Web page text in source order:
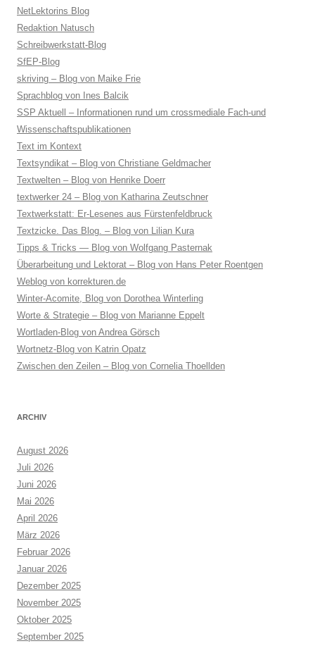
NetLektorins Blog
Redaktion Natusch
Schreibwerkstatt-Blog
SfEP-Blog
skriving – Blog von Maike Frie
Sprachblog von Ines Balcik
SSP Aktuell – Informationen rund um crossmediale Fach-und
Wissenschaftspublikationen
Text im Kontext
Textsyndikat – Blog von Christiane Geldmacher
Textwelten – Blog von Henrike Doerr
textwerker 24 – Blog von Katharina Zeutschner
Textwerkstatt: Er-Lesenes aus Fürstenfeldbruck
Textzicke. Das Blog. – Blog von Lilian Kura
Tipps & Tricks — Blog von Wolfgang Pasternak
Überarbeitung und Lektorat – Blog von Hans Peter Roentgen
Weblog von korrekturen.de
Winter-Acomite, Blog von Dorothea Winterling
Worte & Strategie – Blog von Marianne Eppelt
Wortladen-Blog von Andrea Görsch
Wortnetz-Blog von Katrin Opatz
Zwischen den Zeilen – Blog von Cornelia Thoellden
ARCHIV
August 2026
Juli 2026
Juni 2026
Mai 2026
April 2026
März 2026
Februar 2026
Januar 2026
Dezember 2025
November 2025
Oktober 2025
September 2025